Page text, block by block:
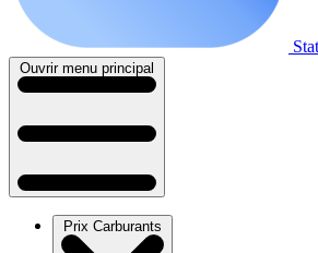
Ouvrir menu principal
Prix Carburants